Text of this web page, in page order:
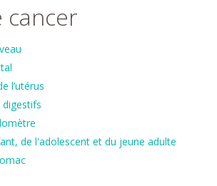
cancer
l’utérus
digestifs
de l'adolescent et du jeune adulte